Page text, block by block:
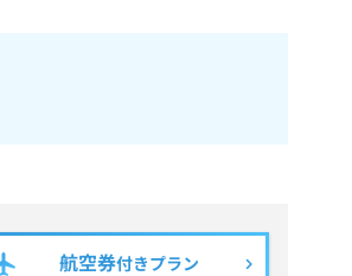
航空券付きプラン